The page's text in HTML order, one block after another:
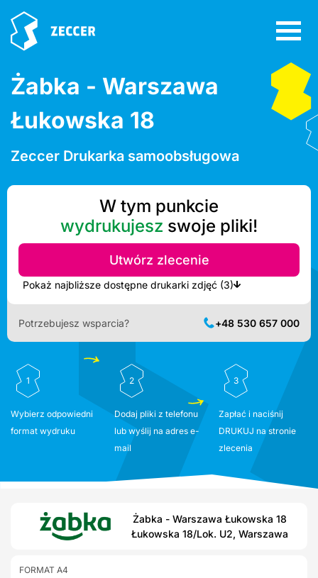
Żabka - Warszawa
Łukowska 18
Zeccer Drukarka samoobsługowa
W tym punkcie
wydrukujesz swoje pliki!
Utwórz zlecenie
Pokaż najbliższe dostępne drukarki zdjęć (3)
Potrzebujesz wsparcia? +48 530 657 000
1
Wybierz odpowiedni
format wydruku
2
Dodaj pliki z telefonu
lub wyślij na adres e-
mail
3
Zapłać i naciśnij
DRUKUJ na stronie
zlecenia
Żabka - Warszawa Łukowska 18
Łukowska 18/Lok. U2, Warszawa
FORMAT A4